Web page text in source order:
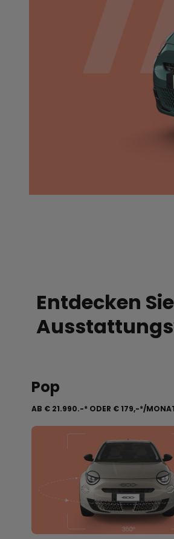
Entdecken
Pop
AB € 21.990.-* ODER € 179,-*/